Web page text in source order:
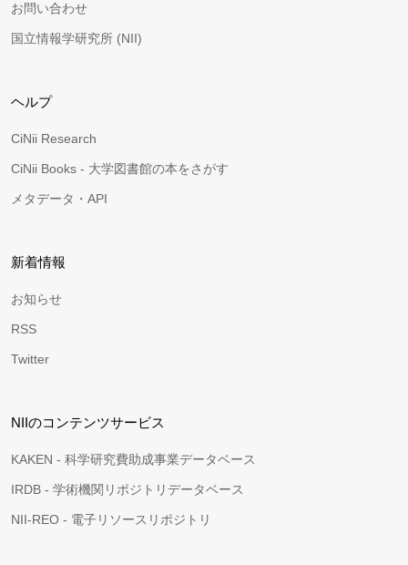
お問い合わせ
国立情報学研究所 (NII)
ヘルプ
CiNii Research
CiNii Books - 大学図書館の本をさがす
メタデータ・API
新着情報
お知らせ
RSS
Twitter
NIIのコンテンツサービス
KAKEN - 科学研究費助成事業データベース
IRDB - 学術機関リポジトリデータベース
NII-REO - 電子リソースリポジトリ